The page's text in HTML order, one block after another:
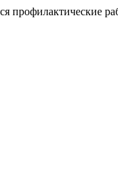
профилактические